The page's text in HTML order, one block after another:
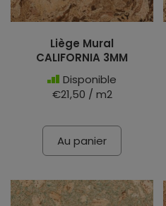
Liège Mural
CALIFORNIA 3MM
Disponible
€21,50 / m2
Au panier